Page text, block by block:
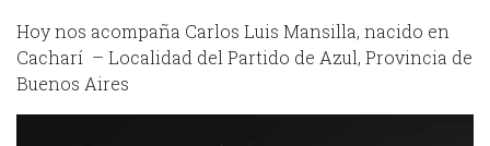
Hoy nos acompaña Carlos Luis Mansilla, nacido en
Cacharí – Localidad del Partido de Azul, Provincia de
Buenos Aires